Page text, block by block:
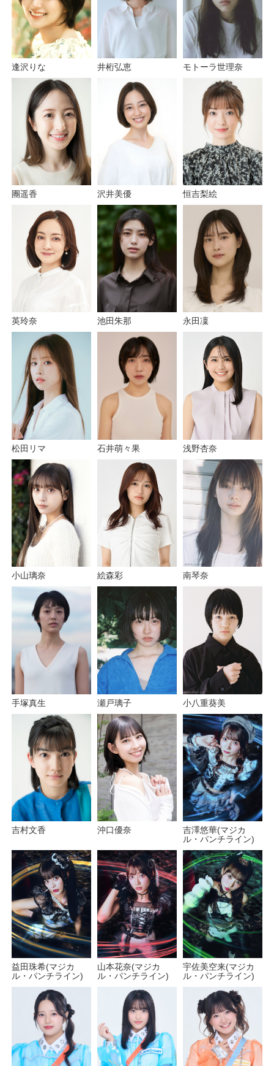
逢沢りな 井桁弘恵 モトーラ世理奈
團遥香 沢井美優 恒吉梨絵
英玲奈 池田朱那 永田凜
松田リマ 石井萌々果 浅野杏奈
小山璃奈 絵森彩 南琴奈
手塚真生 瀬戸璃子 小八重葵美
吉村文香 沖口優奈
吉澤悠華(マジカ
ル・パンチライン)
益田珠希(マジカ
ル・パンチライン)
山本花奈(マジカ
ル・パンチライン)
宇佐美空来(マジカ
ル・パンチライン)